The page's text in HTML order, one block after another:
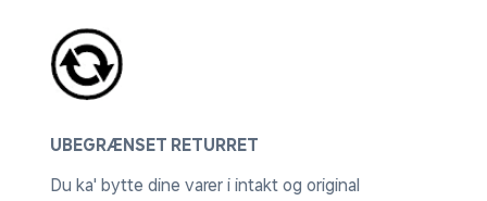
UBEGRÆNSET RETURRET
Du ka' bytte dine varer i intakt og original